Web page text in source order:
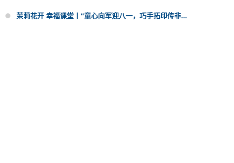
茉莉花开 幸福课堂丨“童心向军迎八一，巧手拓印传非...